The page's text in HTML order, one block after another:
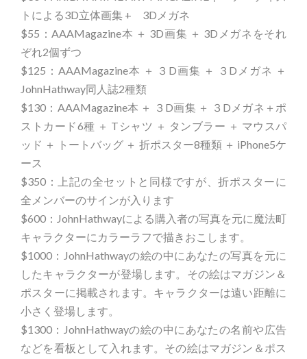
トによる3D立体画集 + 3Dメガネ
$55：AAAMagazine本 ＋ 3D画集 ＋ 3Dメガネをそれ
ぞれ2個ずつ
$125：AAAMagazine本 ＋ ３D画集 ＋ ３Dメガネ ＋
JohnHathway同人誌2種類
$130：AAAMagazine本 ＋ ３D画集 ＋ ３Dメガネ＋ポ
ストカード6種 ＋ Tシャツ ＋ タンブラー ＋ マウスパ
ッド ＋ トートバッグ ＋ 折ポスター8種類 ＋ iPhone5ケ
ース
$350：上記の全セットと同様ですが、折ポスターに
全メンバーのサインが入ります
$600：JohnHathwayによる購入者の写真を元に魔法町
キャラクターにカラーラフで描きおこします。
$1000：JohnHathwayの絵の中にあなたの写真を元に
したキャラクターが登場します。その絵はマガジン＆
ポスターに掲載されます。キャラクターは遠い距離に
小さく登場します。
$1300：JohnHathwayの絵の中にあなたの名前や広告
などを看板として入れます。その絵はマガジン＆ポス